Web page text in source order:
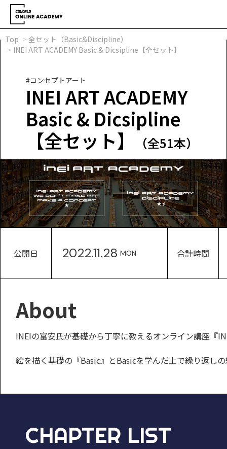
Top
全セット（Basic&Discipline）
INEI ART ACADEMY Basic & Dicsipline【全セット】
#コンセプトアート
INEI ART ACADEMY
Basic & Dicsipline
【全セット】
（全51本）
公開日 2022.11.28 MON 合計時間
About
INEIの富安氏が基礎から丁寧に教えるオンライン講座『
絵を描く基礎の『Basic』とBasicを学んだ上で繰り返し
CHAPTER LIST